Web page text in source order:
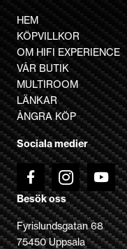
HEM
KÖPVILLKOR
OM HIFI EXPERIENCE
VÅR BUTIK
MULTIROOM
LÄNKAR
ÅNGRA KÖP
Sociala medier
Besök oss
Fyrislundsgatan 68
75450 Uppsala